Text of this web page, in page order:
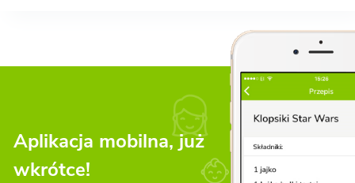
Aplikacja mobilna, już
wkrótce!